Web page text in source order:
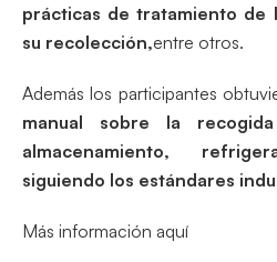
prácticas de tratamiento de
su recolección,entre otros.
Además los participantes
manual sobre la
almacenamiento,
siguiendo los estándares
Más información aquí